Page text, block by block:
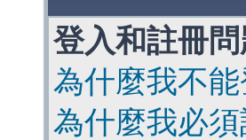
登入和註冊問
為什麼我不能
為什麼我必須